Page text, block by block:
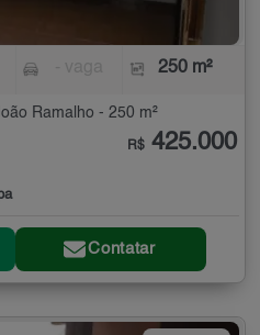
250 m²
Ramalho - 250 m²
R$ 425.000
Contatar